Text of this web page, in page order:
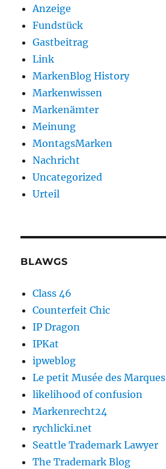
Anzeige
Fundstück
Gastbeitrag
Link
MarkenBlog History
Markenwissen
Markenämter
Meinung
MontagsMarken
Nachricht
Uncategorized
Urteil
BLAWGS
Class 46
Counterfeit Chic
IP Dragon
IPKat
ipweblog
Le petit Musée des Marques
likelihood of confusion
Markenrecht24
rychlicki.net
Seattle Trademark Lawyer
The Trademark Blog